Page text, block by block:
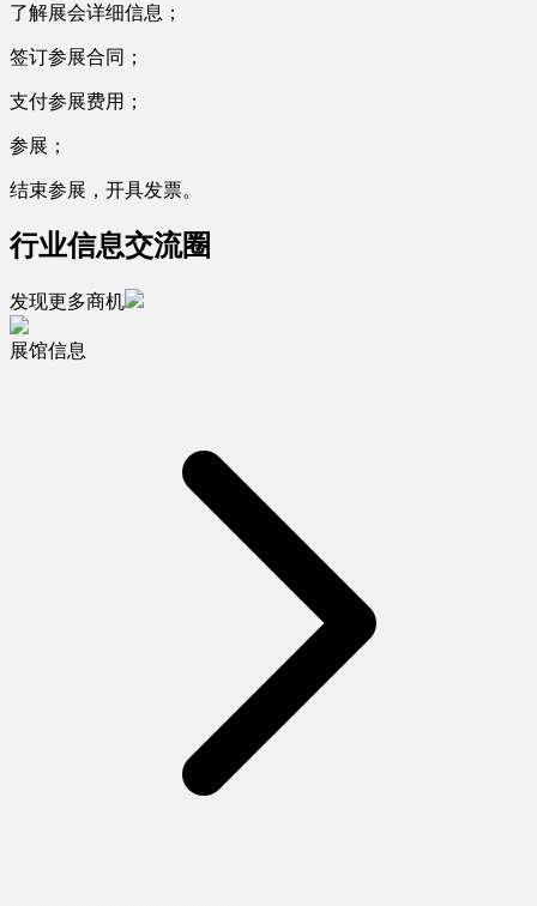
了解展会详细信息；
签订参展合同；
支付参展费用；
参展；
结束参展，开具发票。
行业信息交流圈
发现更多商机
展馆信息